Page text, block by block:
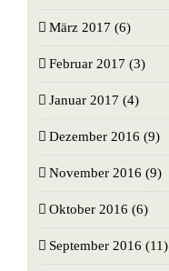
März 2017 (6)
Februar 2017 (3)
Januar 2017 (4)
Dezember 2016 (9)
November 2016 (9)
Oktober 2016 (6)
September 2016 (11)